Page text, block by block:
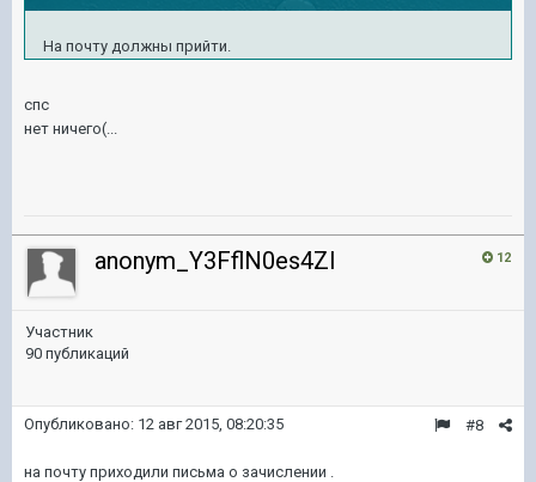
На почту должны прийти.
спс
нет ничего(...
12
anonym_Y3FflN0es4ZI
Участник
90 публикаций
#8
Опубликовано: 12 авг 2015, 08:20:35
на почту приходили письма о зачислении .